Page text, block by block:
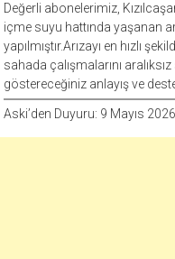
Değerli abonelerimiz,
içme suyu hattında yaşanan
yapılmıştır.Arızayı en hızlı
sahada çalışmalarını
göstereceğiniz anlayış ve
Aski’den Duyuru: 9 Mayıs